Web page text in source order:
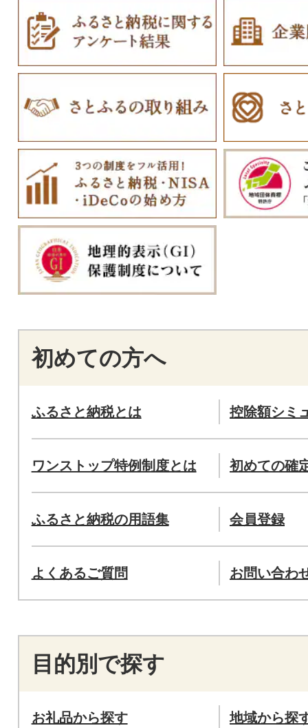
初めての方へ
ふるさと納税とは 控除額シミ
ワンストップ特例制度とは 初めての確
ふるさと納税の用語集 会員登録
よくあるご質問 お問い合わ
目的別で探す
お礼品から探す 地域から探